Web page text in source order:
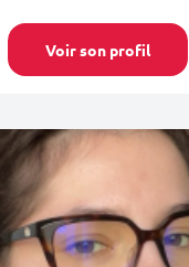
Voir son profil